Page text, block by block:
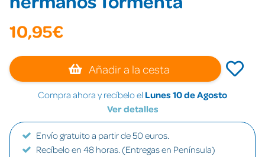
10,95€
Añadir a la cesta
Compra ahora y recíbelo el Lunes 10 de Agosto
Ver detalles
Envío gratuito a partir de 50 euros.
Recíbelo en 48 horas. (Entregas en Península)